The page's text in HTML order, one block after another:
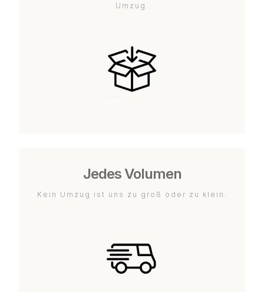
Umzug.
Jedes Volumen
Kein Umzug ist uns zu groß oder zu klein.